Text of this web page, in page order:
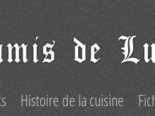
Histoire de la cuisine